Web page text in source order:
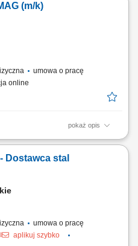
oraz narzędziami
z zespołem w celu
(m/k)
umowa o pracę
online
pokaż opis
oraz sczepianie dużych i małych
jakości wykonanych
dokumentacji produkcyjnej.
Dostawca stal
umowa o pracę
aplikuj szybko